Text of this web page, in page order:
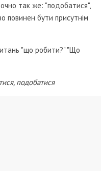
так же: "подобатися",
повинен бути присутнім
"що робити?" "Що
подобатися